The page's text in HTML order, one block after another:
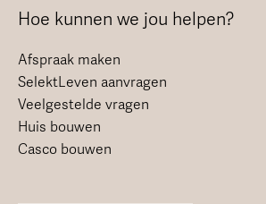
Hoe kunnen we jou helpen?
Afspraak maken
SelektLeven aanvragen
Veelgestelde vragen
Huis bouwen
Casco bouwen